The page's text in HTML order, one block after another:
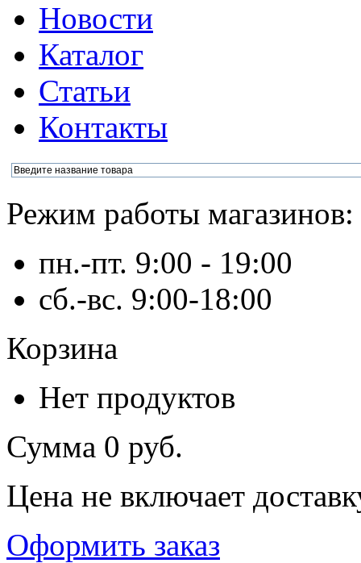
Новости
Каталог
Статьи
Контакты
Режим работы магазинов:
пн.-пт. 9:00 - 19:00
сб.-вс. 9:00-18:00
Корзина
Нет продуктов
Сумма 0 руб.
Цена не включает
Оформить заказ